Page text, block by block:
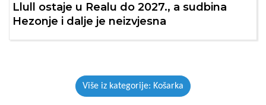
Llull ostaje u Realu do 2027., a sudbina
Hezonje i dalje je neizvjesna
Više iz kategorije: Košarka